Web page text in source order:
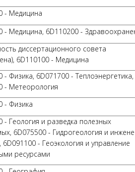
- Медицина
- Медицина, 6D110200 -
диссертационного совета
6D110100 - Медицина
- Физика, 6D071700 - Теплоэнергетика,
- Метеорология
- Физика
- Геология и разведка полезных
6D075500 - Гидрогеология и
6D091100 - Геоэкология и управление
ресурсами